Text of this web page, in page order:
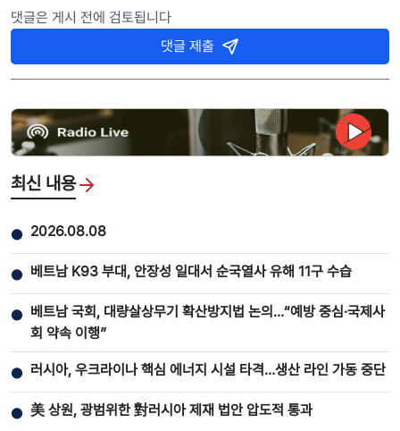
댓글은 게시 전에 검토됩니다
댓글 제출
최신 내용
● 2026.08.08
● 베트남 K93 부대, 안장성 일대서 순국열사 유해 11구 수습
● 베트남 국회, 대량살상무기 확산방지법 논의…“예방 중심·국제사
회 약속 이행”
● 러시아, 우크라이나 핵심 에너지 시설 타격…생산 라인 가동 중단
● 美 상원, 광범위한 對러시아 제재 법안 압도적 통과